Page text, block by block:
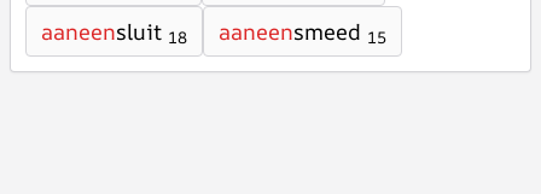
aaneensluit 18 aaneensmeed 15